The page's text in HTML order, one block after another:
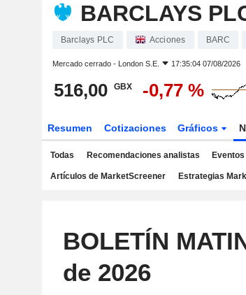
BARCLAYS
Barclays PLC Acciones BARC
Mercado cerrado - London S.E. 17:35:04 07/08/2026
516,00 GBX -0,77 %
Resumen Cotizaciones Gráficos
Todas Recomendaciones analistas
Artículos de MarketScreener Estrategias
BOLETÍN
de 2026